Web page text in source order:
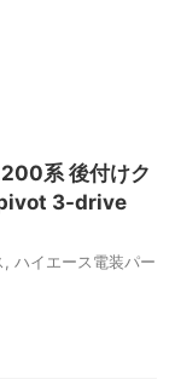
系 後付けク
3-drive
, ハイエース電装パー